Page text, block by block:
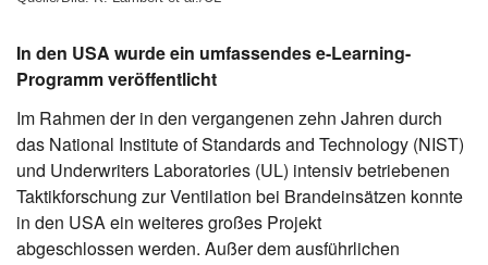
In den USA wurde ein umfassendes e-Learning-
Programm veröffentlicht
Im Rahmen der in den vergangenen zehn Jahren durch
das National Institute of Standards and Technology (NIST)
und Underwriters Laboratories (UL) intensiv betriebenen
Taktikforschung zur Ventilation bei Brandeinsätzen konnte
in den USA ein weiteres großes Projekt
abgeschlossen werden. Außer dem ausführlichen